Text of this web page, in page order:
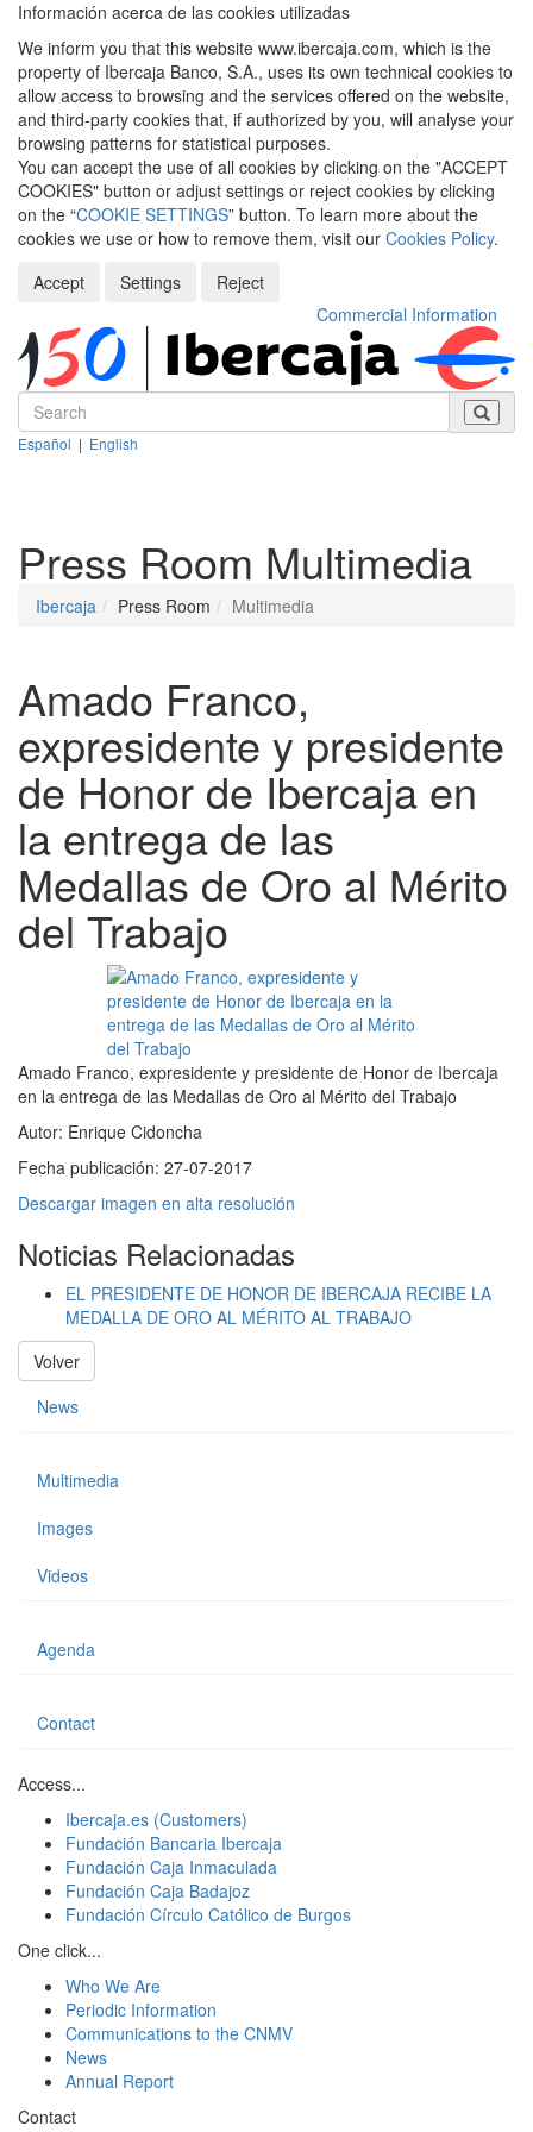
Información acerca de las cookies utilizadas
We inform you that this website www.ibercaja.com, which is the
property of Ibercaja Banco, S.A., uses its own technical cookies to
allow access to browsing and the services offered on the website,
and third-party cookies that, if authorized by you, will analyse your
browsing patterns for statistical purposes.
You can accept the use of all cookies by clicking on the "ACCEPT
COOKIES" button or adjust settings or reject cookies by clicking
on the “COOKIE SETTINGS” button. To learn more about the
cookies we use or how to remove them, visit our Cookies Policy.
Accept
Settings
Reject
Commercial Information
Español | English
Press Room Multimedia
Ibercaja Press Room Multimedia
Amado Franco,
expresidente y presidente
de Honor de Ibercaja en
la entrega de las
Medallas de Oro al Mérito
del Trabajo
Amado Franco, expresidente y presidente de Honor de Ibercaja
en la entrega de las Medallas de Oro al Mérito del Trabajo
Autor: Enrique Cidoncha
Fecha publicación: 27-07-2017
Descargar imagen en alta resolución
Noticias Relacionadas
EL PRESIDENTE DE HONOR DE IBERCAJA RECIBE LA
MEDALLA DE ORO AL MÉRITO AL TRABAJO
Volver
News
Multimedia
Images
Videos
Agenda
Contact
Access...
Ibercaja.es (Customers)
Fundación Bancaria Ibercaja
Fundación Caja Inmaculada
Fundación Caja Badajoz
Fundación Círculo Católico de Burgos
One click...
Who We Are
Periodic Information
Communications to the CNMV
News
Annual Report
Contact